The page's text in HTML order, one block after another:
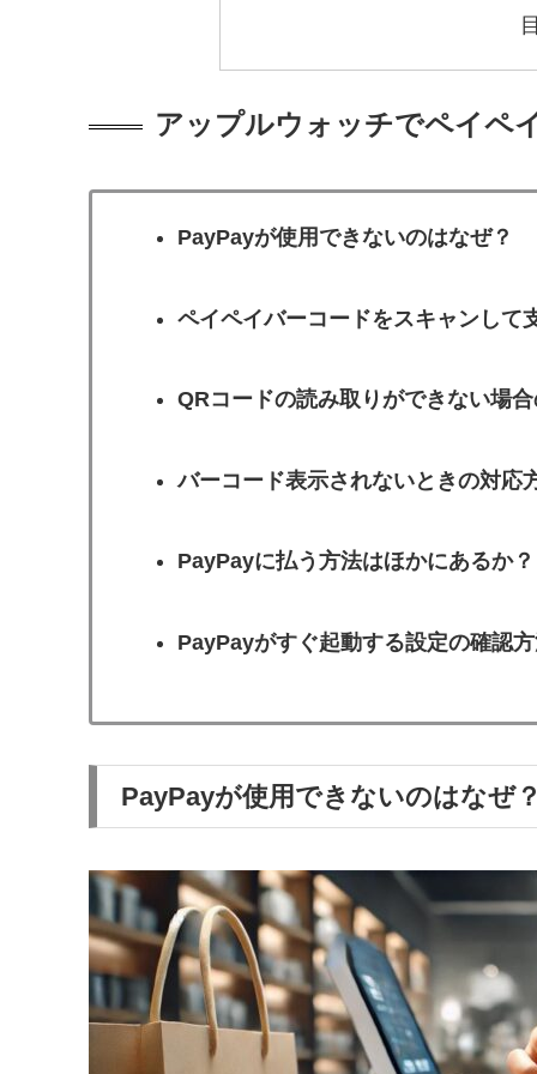
アップルウォッチでペイペ
PayPayが使用できないのはなぜ？
ペイペイバーコードをスキャンして
QRコードの読み取りができない場
バーコード表示されないときの対応
PayPayに払う方法はほかにあるか？
PayPayがすぐ起動する設定の確認
PayPayが使用できないのはなぜ